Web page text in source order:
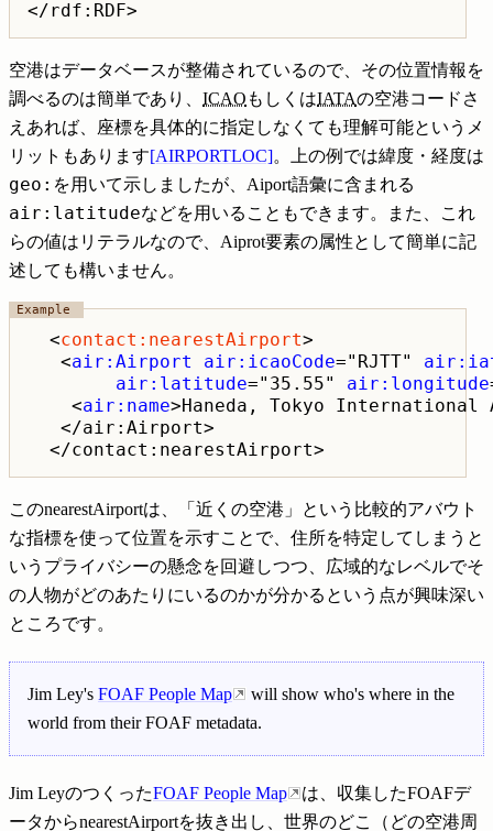
空港はデータベースが整備されているので、その位置情報を
調べるのは簡単であり、 ICAO もしくはIATAの空港コードさ
えあれば、座標を具体的に指定しなくても理解可能というメ
リットもあります[AIRPORTLOC]。上の例では緯度・経度は
geo: を用いて示しましたが、Aiport語彙に含まれる
air:latitudeなどを用いることもできます。また、これ
らの値はリテラルなので、Aiprot要素の属性として簡単に記
述しても構いません。
  <
contact:nearestAirport>
   <
air:Airport air:icaoCode="RJTT"
air:latitude="35.55" air:longitude
    <
air:name>Haneda, Tokyo
   </air:Airport>
このnearestAirportは、「近くの空港」という比較的アバウト
な指標を使って位置を示すことで、住所を特定してしまうと
いうプライバシーの懸念を回避しつつ、広域的なレベルでそ
の人物がどのあたりにいるのかが分かるという点が興味深い
ところです。
Jim Ley's FOAF People Map
will show who's where in the
world from their FOAF metadata.
Jim LeyのつくったFOAF People Map
は、収集したFOAFデ
ータからnearestAirportを抜き出し、世界のどこ（どの空港周